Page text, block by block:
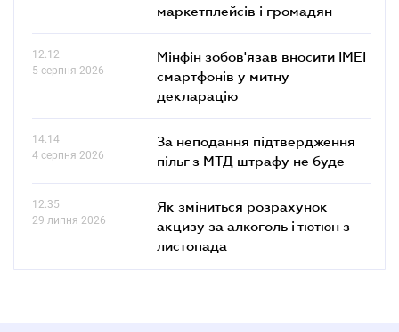
маркетплейсів і громадян
12.12
5 серпня 2026
Мінфін зобов'язав вносити IMEI
смартфонів у митну
декларацію
14.14
4 серпня 2026
За неподання підтвердження
пільг з МТД штрафу не буде
12.35
29 липня 2026
Як зміниться розрахунок
акцизу за алкоголь і тютюн з
листопада